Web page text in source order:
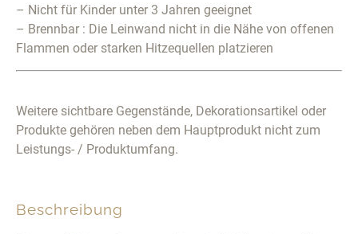
Beschreibung
– Nicht für Kinder unter 3 Jahren geeignet
– Brennbar : Die Leinwand nicht in die Nähe von offenen
Flammen oder starken Hitzequellen platzieren
Weitere sichtbare Gegenstände, Dekorationsartikel oder
Produkte gehören neben dem Hauptprodukt nicht zum
Leistungs- / Produktumfang.